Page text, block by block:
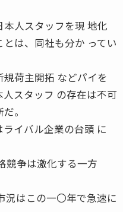
人スタッフを現 地化
は、同社も分か ってい
荷主開拓 などパイを
スタッフ の存在は不可
。
イバル企業の台頭 に
競争は激化する一方
況はこの一〇年で急速に